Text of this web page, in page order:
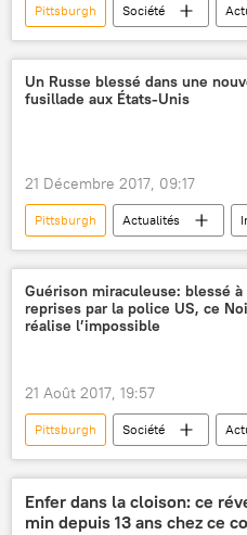
Pittsburgh Société
États-Unis
chameaux
vidéo
blessés
Un Russe blessé dans une
fusillade aux États-Unis
21 Décembre 2017, 09:17
Pittsburgh Actualités
fusillade
Guérison miraculeuse: blessé à
reprises par la police US, ce
réalise l’impossible
21 Août 2017, 19:57
Pittsburgh Société
États-Unis
fauteuil roulant
Enfer dans la cloison: ce
min depuis 13 ans chez ce